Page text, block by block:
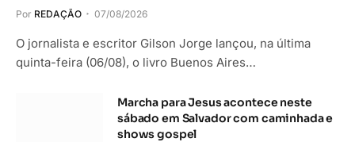
Por REDAÇÃO 07/08/2026
O jornalista e escritor Gilson Jorge lançou, na última
quinta-feira (06/08), o livro Buenos Aires…
Marcha para Jesus acontece neste
sábado em Salvador com caminhada e
shows gospel